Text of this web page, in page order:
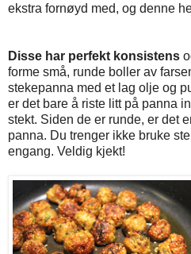
ekstra fornøyd med, og denne
Disse har perfekt konsistens
forme små, runde boller av
stekepanna med et lag olje og
er det bare å riste litt på panna
stekt. Siden de er runde, er det
panna. Du trenger ikke bruke
engang. Veldig kjekt!